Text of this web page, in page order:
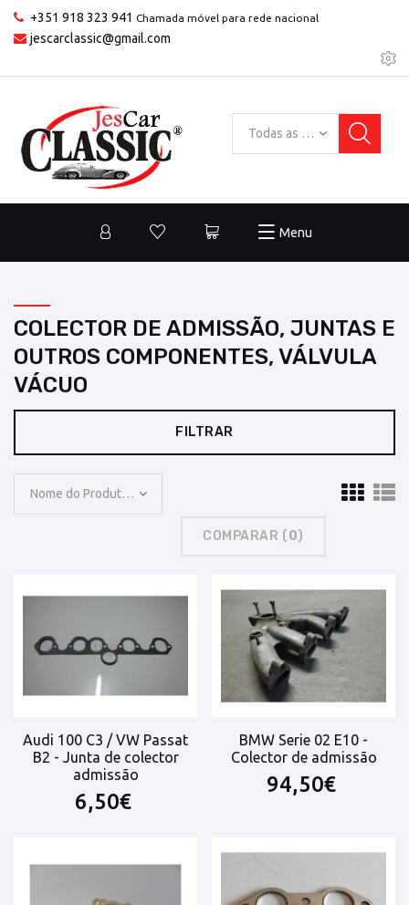
+351 918 323 941 Chamada móvel para rede nacional
jescarclassic@gmail.com
Todas as categorias
Menu
COLECTOR DE ADMISSÃO, JUNTAS E
OUTROS COMPONENTES, VÁLVULA
VÁCUO
FILTRAR
Nome do Produto: A a Z
COMPARAR (0)
Audi 100 C3 / VW Passat
B2 - Junta de colector
admissão
6,50€
BMW Serie 02 E10 -
Colector de admissão
94,50€